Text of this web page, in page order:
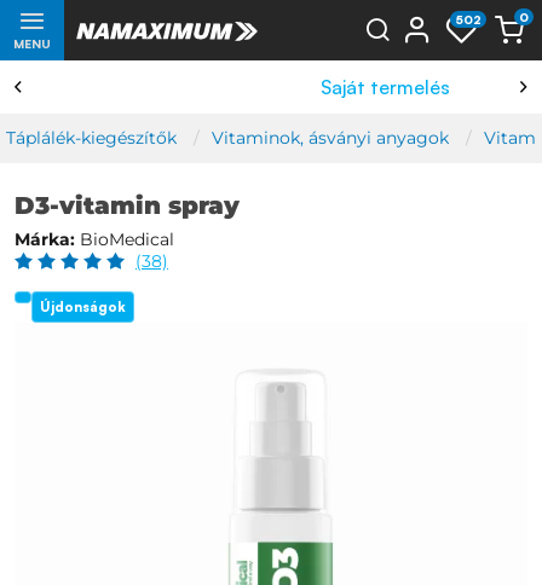
MENU
502 0
Saját termelés
Táplálék-kiegészítők Vitaminok, ásványi anyagok
D3-vitamin spray
Márka: BioMedical
(38)
Újdonságok